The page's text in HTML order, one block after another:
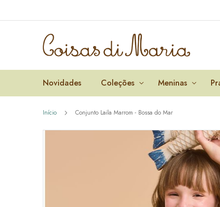
conteúdo
Novidades Coleções Meninas
Início Conjunto Laila Marrom - Bossa do Mar